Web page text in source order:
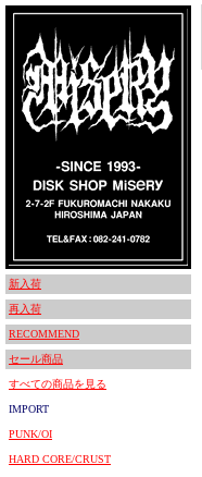
新入荷
再入荷
RECOMMEND
セール商品
すべての商品を見る
IMPORT
PUNK/OI
HARD CORE/CRUST